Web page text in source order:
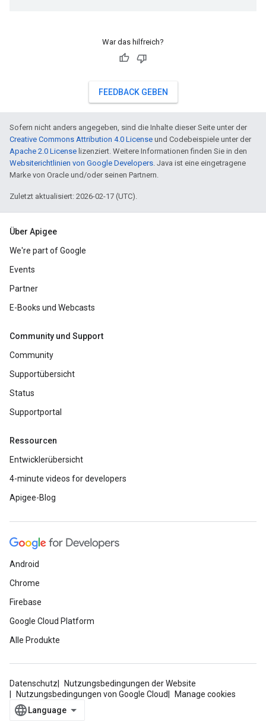
War das hilfreich?
FEEDBACK GEBEN
Sofern nicht anders angegeben, sind die Inhalte dieser Seite unter der
Creative Commons Attribution 4.0 License und Codebeispiele unter der
Apache 2.0 License lizenziert. Weitere Informationen finden Sie in den
Websiterichtlinien von Google Developers. Java ist eine eingetragene
Marke von Oracle und/oder seinen Partnern.
Zuletzt aktualisiert: 2026-02-17 (UTC).
Über Apigee
We're part of Google
Events
Partner
E-Books und Webcasts
Community und Support
Community
Supportübersicht
Status
Supportportal
Ressourcen
Entwicklerübersicht
4-minute videos for developers
Apigee-Blog
Android
Chrome
Firebase
Google Cloud Platform
Alle Produkte
Datenschutz
Nutzungsbedingungen der Website
Nutzungsbedingungen von Google Cloud
Manage cookies